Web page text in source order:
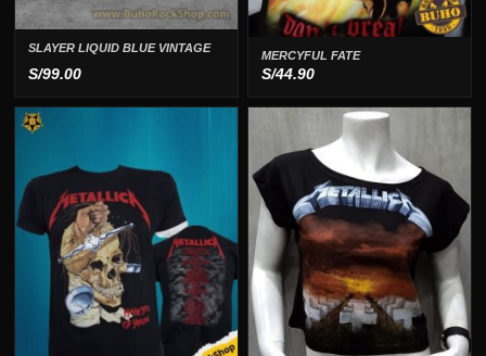
SLAYER LIQUID BLUE VINTAGE
S/99.00
MERCYFUL FATE
S/44.90